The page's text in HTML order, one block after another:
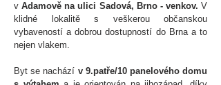
v Adamově na ulici Sadová, Brno - venkov. V
klidné lokalitě s veškerou občanskou
vybaveností a dobrou dostupností do Brna a to
nejen vlakem.
Byt se nachází v 9.patře/10 panelového domu